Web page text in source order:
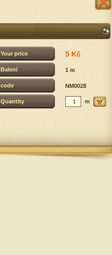
Your price 5 Kč
Balení 1 m
code NM0028
Quantity m